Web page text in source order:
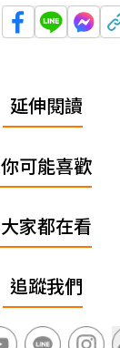
延伸閱讀
你可能喜歡
大家都在看
追蹤我們